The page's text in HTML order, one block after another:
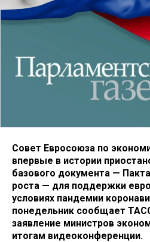
Совет Евросоюза по
впервые в истории
базового документа —
роста — для поддержки
условиях пандемии
понедельник сообщает
заявление министров
итогам видеоконференции.